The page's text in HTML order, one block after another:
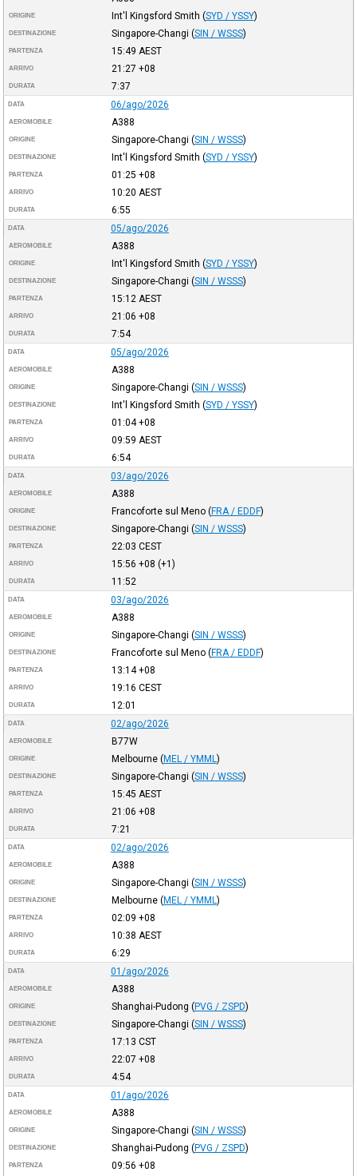
ORIGINE Int'l Kingsford Smith (SYD / YSSY)
DESTINAZIONE Singapore-Changi (SIN / WSSS)
PARTENZA 15:49 AEST
ARRIVO 21:27 +08
DURATA 7:37
DATA 06/ago/2026
AEROMOBILE A388
ORIGINE Singapore-Changi (SIN / WSSS)
DESTINAZIONE Int'l Kingsford Smith (SYD / YSSY)
PARTENZA 01:25 +08
ARRIVO 10:20 AEST
DURATA 6:55
DATA 05/ago/2026
AEROMOBILE A388
ORIGINE Int'l Kingsford Smith (SYD / YSSY)
DESTINAZIONE Singapore-Changi (SIN / WSSS)
PARTENZA 15:12 AEST
ARRIVO 21:06 +08
DURATA 7:54
DATA 05/ago/2026
AEROMOBILE A388
ORIGINE Singapore-Changi (SIN / WSSS)
DESTINAZIONE Int'l Kingsford Smith (SYD / YSSY)
PARTENZA 01:04+08
ARRIVO 09:59 AEST
DURATA 6:54
DATA 03/ago/2026
AEROMOBILE A388
ORIGINE Francoforte sul Meno (FRA / EDDF)
DESTINAZIONE Singapore-Changi (SIN / WSSS)
PARTENZA 22:03 CEST
ARRIVO 15:56 +08 (+1)
DURATA 11:52
DATA 03/ago/2026
AEROMOBILE A388
ORIGINE Singapore-Changi (SIN / WSSS)
DESTINAZIONE Francoforte sul Meno (FRA / EDDF)
PARTENZA 13:14+08
ARRIVO 19:16 CEST
DURATA 12:01
DATA 02/ago/2026
AEROMOBILE B77W
ORIGINE Melbourne (MEL / YMML )
DESTINAZIONE Singapore-Changi (SIN / WSSS)
PARTENZA 15:45 AEST
ARRIVO 21:06 +08
DURATA 7:21
DATA 02/ago/2026
AEROMOBILE A388
ORIGINE Singapore-Changi (SIN / WSSS)
DESTINAZIONE Melbourne (MEL / YMML )
PARTENZA 02:09 +08
ARRIVO 10:38 AEST
DURATA 6:29
DATA 01/ago/2026
AEROMOBILE A388
ORIGINE Shanghai-Pudong (PVG / ZSPD)
DESTINAZIONE Singapore-Changi (SIN / WSSS)
PARTENZA 17:13 CST
ARRIVO 22:07 +08
DURATA 4:54
DATA 01/ago/2026
AEROMOBILE A388
ORIGINE Singapore-Changi (SIN / WSSS)
DESTINAZIONE Shanghai-Pudong (PVG / ZSPD)
PARTENZA 09:56 +08